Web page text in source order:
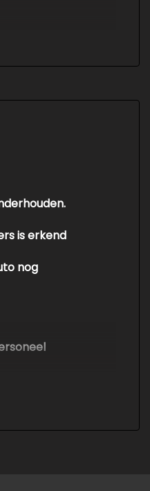
is erkend
nog
voor jou